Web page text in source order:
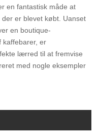
en fantastisk måde at
er blevet købt. Uanset
en boutique-
kaffebarer, er
lærred til at fremvise
med nogle eksempler